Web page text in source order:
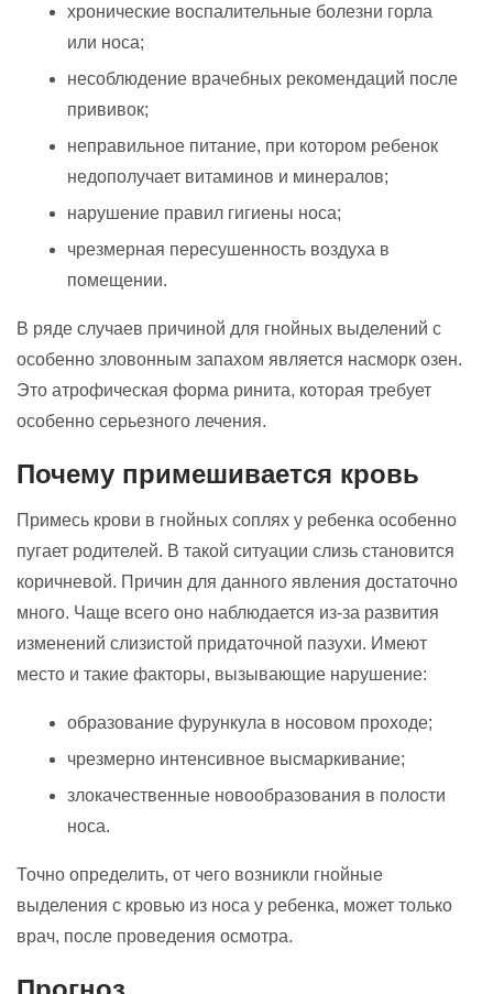
хронические воспалительные болезни горла
или носа;
несоблюдение врачебных рекомендаций после
прививок;
неправильное питание, при котором ребенок
недополучает витаминов и минералов;
нарушение правил гигиены носа;
чрезмерная пересушенность воздуха в
помещении.
В ряде случаев причиной для гнойных выделений с
особенно зловонным запахом является насморк озен.
Это атрофическая форма ринита, которая требует
особенно серьезного лечения.
Почему примешивается кровь
Примесь крови в гнойных соплях у ребенка особенно
пугает родителей. В такой ситуации слизь становится
коричневой. Причин для данного явления достаточно
много. Чаще всего оно наблюдается из-за развития
изменений слизистой придаточной пазухи. Имеют
место и такие факторы, вызывающие нарушение:
образование фурункула в носовом проходе;
чрезмерно интенсивное высмаркивание;
злокачественные новообразования в полости
носа.
Точно определить, от чего возникли гнойные
выделения с кровью из носа у ребенка, может только
врач, после проведения осмотра.